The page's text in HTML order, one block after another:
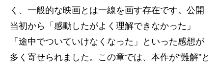
く、一般的な映画とは一線を画す存在です。公開
当初から「感動したがよく理解できなかった」
「途中でついていけなくなった」といった感想が
多く寄せられました。この章では、本作が“難解”と